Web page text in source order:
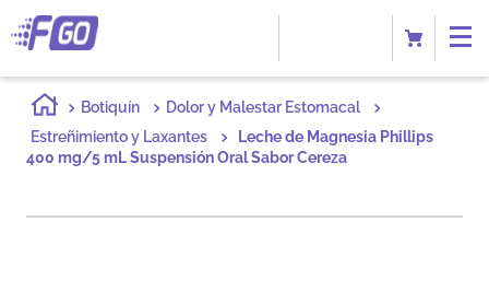
Botiquín
Dolor y Malestar Estomacal
Estreñimiento y Laxantes
Leche de Magnesia Phillips
400 mg/5 mL Suspensión Oral Sabor Cereza